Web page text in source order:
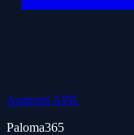
Android APK
Paloma365